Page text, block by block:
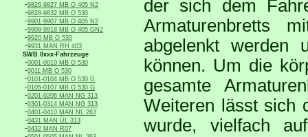
-9826-9827 MB O 405 N2
-9828-9832 MB O 530
-9901-9907 MB O 405 N2
-9908-9918 MB O 405 GN2
-9920 MB O 530
-9931 MAN RH 403
SWB 0xxx-Fahrzeuge
-0001-0010 MB O 530
-0011 MB O 530
-0101-0104 MB O 530 Ü
-0105-0107 MB O 530 G
-0201-0206 MAN NG 313
-0301-0314 MAN NG 313
-0401-0410 MAN NL 263
-0431 MAN ÜL 313
-0432 MAN R07
der sich dem
Armaturenbretts
abgelenkt werden
können. Um die
gesamte
Weiteren lässt sich
wurde, vielfach